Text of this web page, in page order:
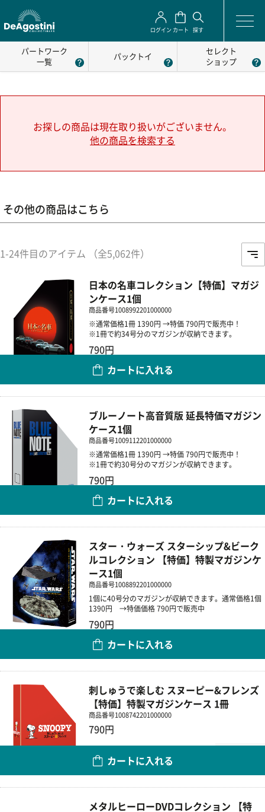
ログイン カート 探す
パートワーク
一覧
パックトイ
セレクト
ショップ
お探しの商品は現在取り扱いがございません。
他の商品を検索する
その他の商品はこちら
1-24件目のアイテム （全5,062件）
日本の名車コレクション【特価】マガジ
ンケース1個
商品番号1008992201000000
※通常価格1冊 1390円 →特価 790円で販売中！
※1冊で約34号分のマガジンが収納できます。
790円
カートに入れる
ブルーノート高音質版 延長特価マガジン
ケース1個
商品番号1009112201000000
※通常価格1冊 1390円 →特価 790円で販売中！
※1冊で約30号分のマガジンが収納できます。
790円
カートに入れる
スター・ウォーズ スターシップ&ビーク
ルコレクション 【特価】特製マガジンケ
ース1個
商品番号1008892201000000
1個に40号分のマガジンが収納できます。通常価格1個
1390円 →特価価格 790円で販売中
790円
カートに入れる
刺しゅうで楽しむ スヌーピー&フレンズ
【特価】特製マガジンケース 1冊
商品番号1008742201000000
790円
カートに入れる
メタルヒーローDVDコレクション 【特